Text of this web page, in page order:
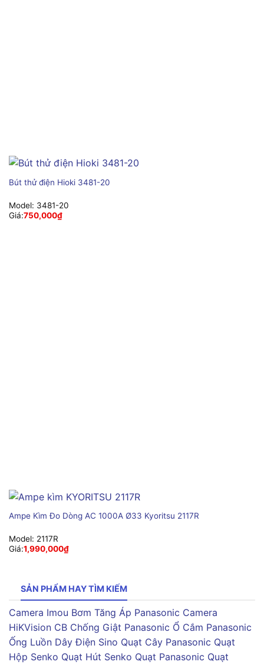
Bút thử điện Hioki 3481-20
Model: 3481-20
Giá:750,000₫
Ampe Kìm Đo Dòng AC 1000A Ø33 Kyoritsu 2117R
Model: 2117R
Giá:1,990,000₫
SẢN PHẨM HAY TÌM KIẾM
Camera Imou Bơm Tăng Áp Panasonic Camera
HiKVision CB Chống Giật Panasonic Ổ Cắm Panasonic
Ống Luồn Dây Điện Sino Quạt Cây Panasonic Quạt
Hộp Senko Quạt Hút Senko Quạt Panasonic Quạt